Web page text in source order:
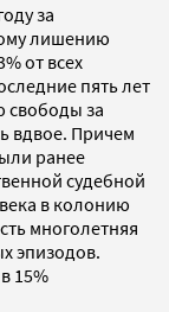
за
лишению
от всех
пять лет
свободы за
вдвое. Причем
ранее
судебной
в колонию
многолетняя
эпизодов.
15%